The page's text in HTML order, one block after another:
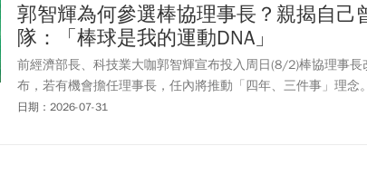
郭智輝為何參選棒協理事長？親揭自己
隊：「棒球是我的運動DNA」
前經濟部長、科技業大咖郭智輝宣布投入周日(8/2)棒協理事
布，若有機會擔任理事長，任內將推動「四年、三件事」理念
期盼在4年任內做的三件事，能建立制度化的棒協，不是百米
日期：2026-07-31